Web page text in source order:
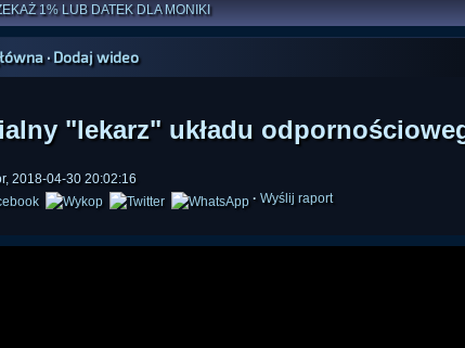
1% LUB DATEK DLA MONIKI
BLOGAI POCZUJ SIĘ JAK REDAKTOR
·Dodaj wideo
"lekarz" układu
2018-04-30 20:02:16
· Wyślij raport